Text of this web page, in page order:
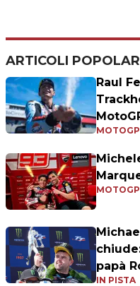
ARTICOLI
Raul
MOTOGP
MOTOGP
papà
IN PISTA